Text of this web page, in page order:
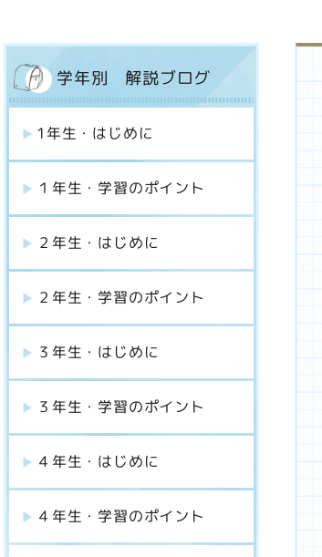
学年別 解説ブログ
1年生・はじめに
１年生・学習のポイント
２年生・はじめに
２年生・学習のポイント
３年生・はじめに
３年生・学習のポイント
４年生・はじめに
４年生・学習のポイント